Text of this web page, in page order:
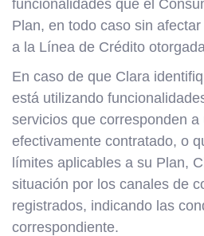
funcionalidades que el
Plan, en todo caso sin
a la Línea de Crédito
En caso de que Clara
está utilizando
servicios que corresponden a
efectivamente contratado, o
límites aplicables a su Plan,
situación por los canales de
registrados, indicando las
correspondiente.